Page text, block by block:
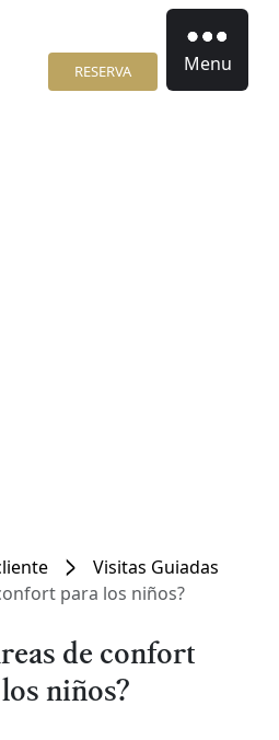
RESERVA Menu
Visitas Guiadas
para los niños?
de confort
niños?